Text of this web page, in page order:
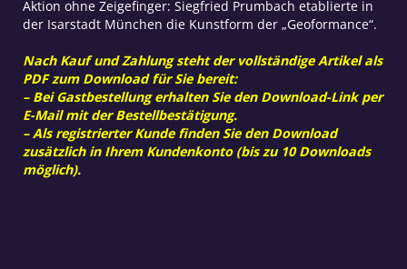
Aktion ohne Zeigefinger: Siegfried Prumbach etablierte in
der Isarstadt München die Kunstform der „Geoformance“.
Nach Kauf und Zahlung steht der vollständige Artikel als
PDF zum Download für Sie bereit:
– Bei Gastbestellung erhalten Sie den Download-Link per
E-Mail mit der Bestellbestätigung.
– Als registrierter Kunde finden Sie den Download
zusätzlich in Ihrem Kundenkonto (bis zu 10 Downloads
möglich).